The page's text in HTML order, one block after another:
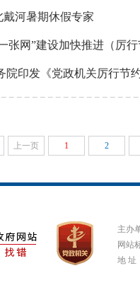
河暑期休假专家
张网”建设加快推进（厉
院印发《党政机关厉行节
上一页 1 2
主办
网站
地 址